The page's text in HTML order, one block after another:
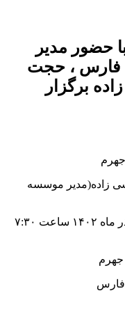
حضور مدیر
فارس ، حجت
برگزار
زاده(مدیر موسسه
🔰زمان: چهارشنبه و پنج شنبه ۱۵ و ۱۶ آذر ماه ۱۴۰۲ ساعت ۷:۳۰
جهرم
فارس